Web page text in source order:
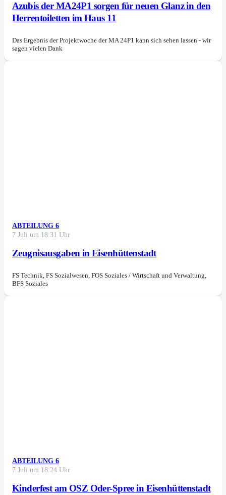
Azubis der MA24P1 sorgen für neuen Glanz in den
Herrentoiletten im Haus 11
Das Ergebnis der Projektwoche der MA 24P1 kann sich sehen lassen - wir
sagen vielen Dank
ABTEILUNG 6
7 Juli um 18:31 Uhr
Zeugnisausgaben in Eisenhüttenstadt
FS Technik, FS Sozialwesen, FOS Soziales / Wirtschaft und Verwaltung,
BFS Soziales
ABTEILUNG 6
7 Juli um 18:24 Uhr
Kinderfest am OSZ Oder-Spree in Eisenhüttenstadt